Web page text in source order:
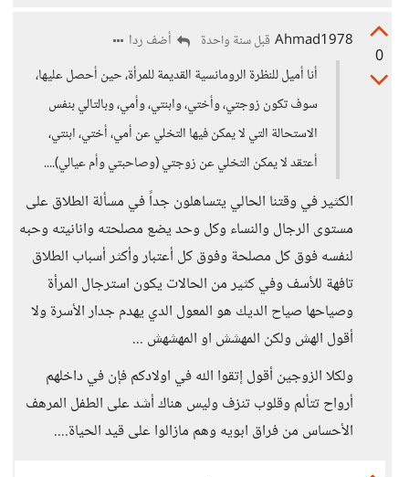
0
Ahmad1978 قبل سنة واحدة
أضف ردا
أنا أميل للنظرة الرومانسية القديمة للمرأة، حين أحصل عليها،
سوف تكون زوجتي، وأختي، وابنتي، وأمي، وبالتالي بنفس
الاستحالة التي لا يمكن فيها التخلي عن أمي، أختي، ابنتي،
أعتقد لا يمكن التخلي عن زوجتي (وصاحبتي وأم عيالي)....
الكثير في وقتنا الحالي يتساهلون جداً في مسألة الطلاق على
مستوى الرجال والنساء وكل وحد يضع مصلحته وانانيته وحبه
لنفسه فوق كل مصلحة وفوق كل أعتبار وأكثر أسباب الطلاق
تافهة للأسف وفي كثير من الحالات يكون استرجال المرأة
وصياحها صياح الديك هو المعول الدي يهدم جدار الأسرة ولا
أقول الهش ولكن المهشش او المهشهش ...
ولكلا الزوجين أقول إتقوا الله في اولادكم فإن في داخلهم
أرواح تتألم وقلوب تنزف وليس هناك أشد على الطفل المرهف
الأحساس من فراق ابويه وهم مازالوا على قيد الحياة....